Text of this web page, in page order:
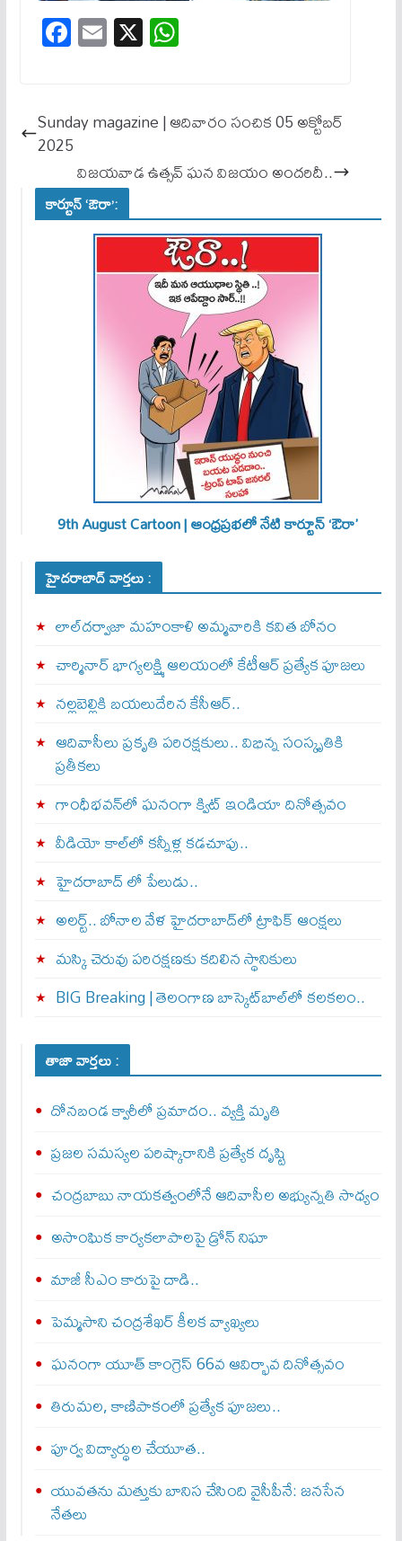
Fa
ce
ok
E
m
X W
ha
A
Sunday magazine | ఆదివారం సంచిక 05 అక్టోబర్
2025
విజయవాడ ఉత్సవ్ ఘన విజయం అందరిదీ..
కార్టూన్ ‘ఔరా’:
9th August Cartoon | ఆంధ్రప్రభలో నేటి కార్టూన్ ‘ఔరా’
హైదరాబాద్ వార్తలు :
లాల్‌దర్వాజా మహంకాళి అమ్మవారికి కవిత బోనం
చార్మినార్‌ భాగ్యలక్ష్మి ఆలయంలో కేటీఆర్ ప్రత్యేక పూజలు
నల్లబెల్లికి బయలుదేరిన కేసీఆర్‌..
ఆదివాసీలు ప్రకృతి పరిరక్షకులు.. విభిన్న సంస్కృతికి
ప్రతీకలు
గాంధీభవన్‌లో ఘనంగా క్విట్‌ ఇండియా దినోత్సవం
వీడియో కాల్‌లో కన్నీళ్ల కడచూపు..
హైదరాబాద్ లో పేలుడు..
అలర్ట్‌.. బోనాల వేళ హైదరాబాద్‌లో ట్రాఫిక్‌ ఆంక్షలు
మస్కి చెరువు పరిరక్షణకు కదిలిన స్థానికులు
BIG Breaking | తెలంగాణ బాస్కెట్‌బాల్‌లో కలకలం..
తాజా వార్తలు :
దోనబండ క్వారీలో ప్రమాదం.. వ్యక్తి మృతి
ప్రజల సమస్యల పరిష్కారానికి ప్రత్యేక దృష్టి
చంద్రబాబు నాయకత్వంలోనే ఆదివాసీల అభ్యున్నతి సాధ్యం
అసాంఘిక కార్యకలాపాలపై డ్రోన్ నిఘా
మాజీ సీఎం కారుపై దాడి..
పెమ్మసాని చంద్రశేఖర్‌ కీలక వ్యాఖ్యలు
ఘనంగా యూత్ కాంగ్రెస్ 66వ ఆవిర్భావ దినోత్సవం
తిరుమల, కాణిపాకంలో ప్రత్యేక పూజలు..
పూర్వ విద్యార్థుల చేయూత..
యువతను మత్తుకు బానిస చేసింది వైసీపీనే: జనసేన
నేతలు